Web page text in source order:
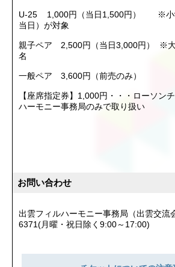
U-25 1,000円（当日1,500円） ※小
当日）が対象
親子ペア 2,500円（当日3,000円） ※大
名
一般ペア 3,600円（前売のみ）
【座席指定券】1,000円・・・ローソン
ハーモニー事務局のみで取り扱い
お問い合わせ
出雲フィルハーモニー事務局（出雲交流
6371(月曜・祝日除く9:00～17:00)